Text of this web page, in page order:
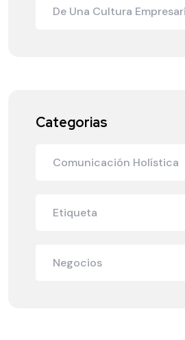
De Una Cultura
Categorias
Comunicación Holística
Etiqueta
Negocios